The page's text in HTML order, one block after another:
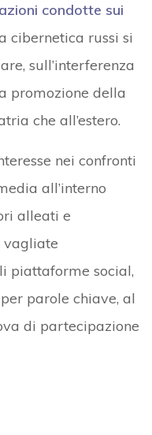
condotte sui
cibernetica russi si
sull’interferenza
promozione della
che all’estero.
nei confronti
all’interno
alleati e
vagliate
piattaforme social,
parole chiave, al
di partecipazione